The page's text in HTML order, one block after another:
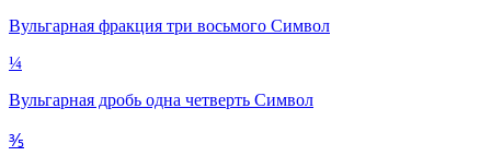
Вульгарная фракция три восьмого Символ
¼
Вульгарная дробь одна четверть Символ
⅗